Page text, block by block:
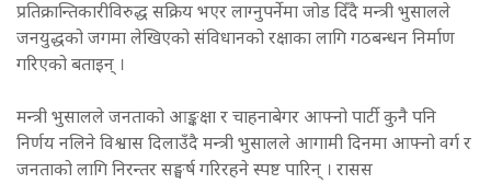
प्रतिक्रान्तिकारीविरुद्ध सक्रिय भएर लाग्नुपर्नेमा जोड दिँदै मन्त्री भुसालले
जनयुद्धको जगमा लेखिएको संविधानको रक्षाका लागि गठबन्धन निर्माण
गरिएको बताइन् ।
मन्त्री भुसालले जनताको आङ्कक्षा र चाहनाबेगर आफ्नो पार्टी कुनै पनि
निर्णय नलिने विश्वास दिलाउँदै मन्त्री भुसालले आगामी दिनमा आफ्नो वर्ग र
जनताको लागि निरन्तर सङ्घर्ष गरिरहने स्पष्ट पारिन् । रासस